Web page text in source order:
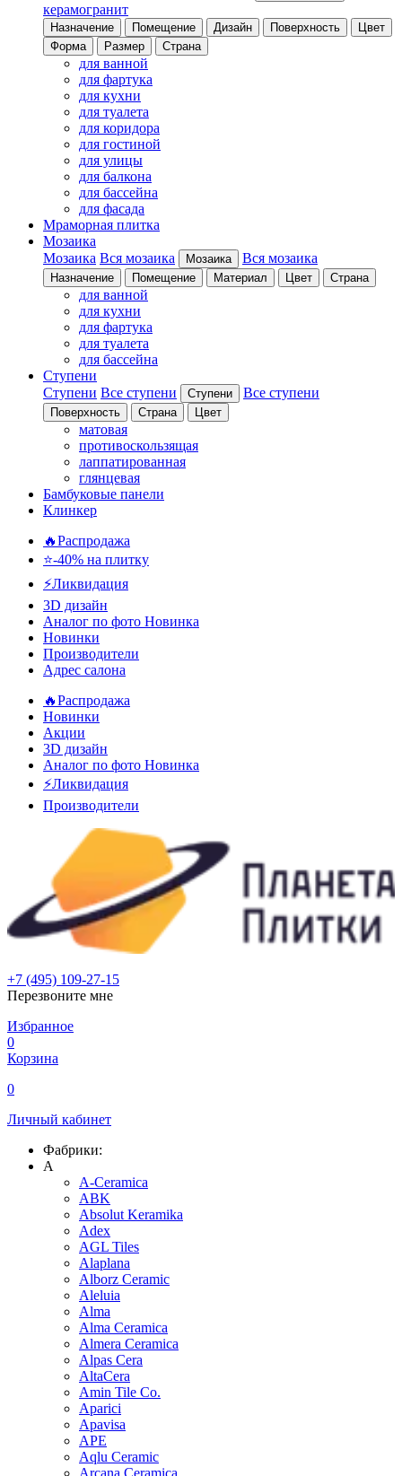
керамогранит
Назначение Помещение Дизайн Поверхность
Цвет
Форма
Размер Страна
для ванной
для фартука
для кухни
для туалета
для коридора
для гостиной
для улицы
для балкона
для бассейна
для фасада
Мраморная плитка
Мозаика
Мозаика Вся мозаика Мозаика Вся мозаика
Назначение Помещение Материал Цвет Страна
для ванной
для кухни
для фартука
для туалета
для бассейна
Ступени
Ступени Все ступени Ступени Все ступени
Поверхность Страна Цвет
матовая
противоскользящая
лаппатированная
глянцевая
Бамбуковые панели
Клинкер
🔥Распродажа
⭐-40% на плитку
⚡️Ликвидация
3D дизайн
Аналог по фото Новинка
Новинки
Производители
Адрес салона
🔥Распродажа
Новинки
Акции
3D дизайн
Аналог по фото Новинка
⚡Ликвидация
Производители
+7 (495) 109-27-15
Перезвоните мне
Избранное
0
Корзина
0
Личный кабинет
Фабрики:
A
A-Ceramica
ABK
Absolut Keramika
Adex
AGL Tiles
Alaplana
Alborz Ceramic
Aleluia
Alma
Alma Ceramica
Almera Ceramica
Alpas Cera
AltaCera
Amin Tile Co.
Aparici
Apavisa
APE
Aqlu Ceramic
Arcana Ceramica